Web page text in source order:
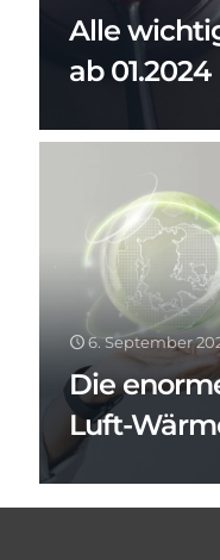
Alle
ab 01.2024
6. September
Die
Luft-